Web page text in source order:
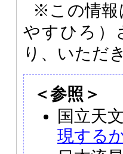
※この情報
やすひろ）
り、いただ
＜参照＞
国立天
現する